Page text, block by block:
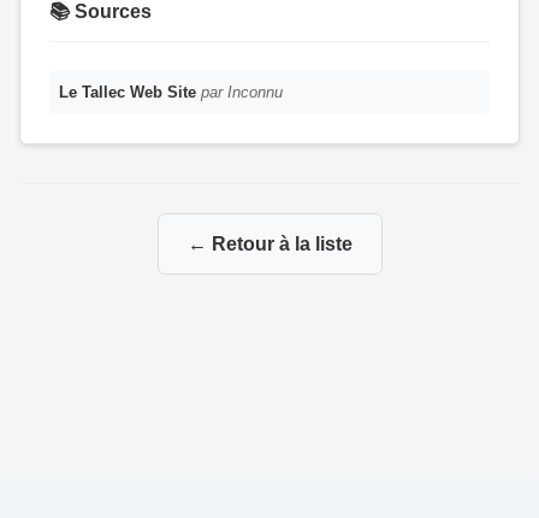
📚 Sources
Le Tallec Web Site par Inconnu
← Retour à la liste